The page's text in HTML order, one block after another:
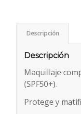
Descripción
Descripción
Maquillaje
(SPF50+).
Protege y